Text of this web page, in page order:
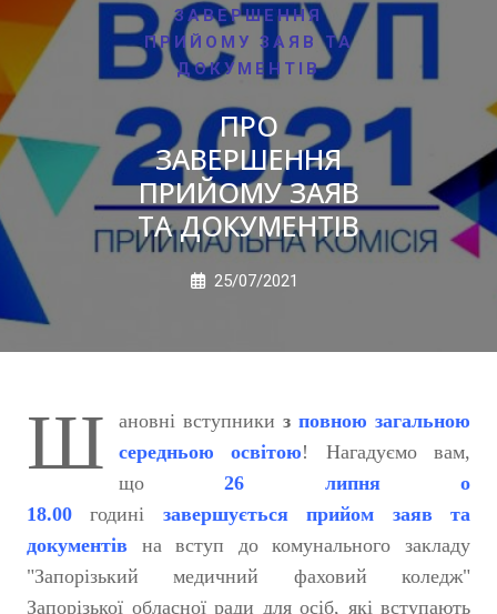
ЗАВЕРШЕННЯ
ПРИЙОМУ ЗАЯВ ТА
ДОКУМЕНТІВ
ПРО
ЗАВЕРШЕННЯ
ПРИЙОМУ ЗАЯВ
ТА ДОКУМЕНТІВ
25/07/2021
Ш ановні вступники з повною загальною
середньою освітою! Нагадуємо вам,
що26 липня о
18.00 годині завершується прийом заяв та
документів на вступ до комунального закладу
"Запорізький медичний фаховий коледж"
Запорізької обласної ради для осіб, які вступають